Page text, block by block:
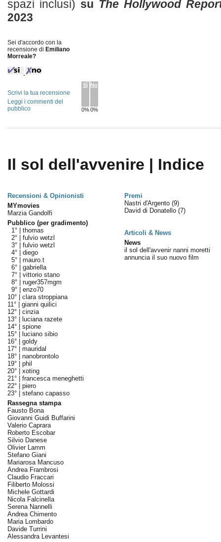
spazi inclusi) su The Hollywood
2023
Sei d'accordo con la
recensione di Emiliano
Morreale?
Sì
0%
No
0%
Scrivi la tua recensione
Leggi i commenti del
pubblico
Il sol dell'avvenire | Indice
Recensioni & Opinionisti
Premi
MYmovies
Marzia Gandolfi
Pubblico (per gradimento)
1° | thomas
2° | fulvio wetzl
3° | fulvio wetzl
4° | diego
5° | mauro.t
6° | gabriella
7° | vittorio stano
8° | ruger357mgm
9° | enzo70
10° | clara stroppiana
11° | gianni quilici
12° | cinzia
13° |
luciana razete
14° | spione
15° |
luciano sibio
16° | goldy
17° | mauridal
18° | nanobrontolo
19° | phil
20° | xoting
21° | francesca meneghetti
22° | piero
23° | stefano capasso
Rassegna stampa
Fausto Bona
Giovanni Guidi Buffarini
Valerio Caprara
Roberto Escobar
Silvio Danese
Olivier Lamm
Stefano Giani
Mariarosa Mancuso
Andrea Frambrosi
Claudio Fraccari
Filiberto Molossi
Michele Gottardi
Nicola Falcinella
Serena Nannelli
Andrea Chimento
Maria Lombardo
Davide Turrini
Alessandra Levantesi
Nastri d'Argento (9)
David di Donatello (7)
Articoli & News
News
il sol dell'avvenir nanni moretti
annuncia il suo nuovo film